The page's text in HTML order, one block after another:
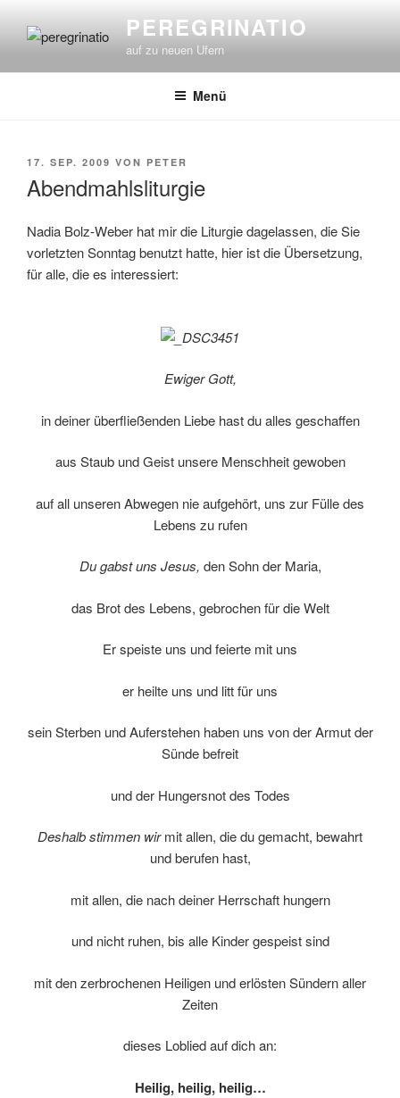
Inhalt
PEREGRINATIO
auf zu neuen Ufern
Menü
VERÖFFENTLICHT
17. SEP. 2009 VON PETER
Abendmahlsliturgie
Nadia Bolz-Weber hat mir die Liturgie dagelassen, die Sie
vorletzten Sonntag benutzt hatte, hier ist die Übersetzung,
für alle, die es interessiert:
Ewiger Gott,
in deiner überfließenden Liebe hast du alles geschaffen
aus Staub und Geist unsere Menschheit gewoben
auf all unseren Abwegen nie aufgehört, uns zur Fülle des
Lebens zu rufen
Du gabst uns Jesus, den Sohn der Maria,
das Brot des Lebens, gebrochen für die Welt
Er speiste uns und feierte mit uns
er heilte uns und litt für uns
sein Sterben und Auferstehen haben uns von der Armut der
Sünde befreit
und der Hungersnot des Todes
Deshalb stimmen wirmit allen, die du gemacht, bewahrt
und berufen hast,
mit allen, die nach deiner Herrschaft hungern
und nicht ruhen, bis alle Kinder gespeist sind
mit den zerbrochenen Heiligen und erlösten Sündern aller
Zeiten
dieses Loblied auf dich an:
Heilig, heilig, heilig…